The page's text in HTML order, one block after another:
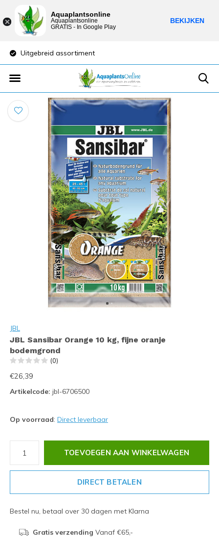
Uitgebreid assortiment
JBL
JBL Sansibar Orange 10 kg, fijne oranje
bodemgrond
(0)
€26,39
Artikelcode: jbl-6706500
Op voorraad: Direct leverbaar
TOEVOEGEN AAN WINKELWAGEN
DIRECT BETALEN
Bestel nu, betaal over 30 dagen met Klarna
Gratis verzending Vanaf €65,-
Aquaplantsonline
Aquaplantsonline
GRATIS - In Google Play
BEKIJKEN